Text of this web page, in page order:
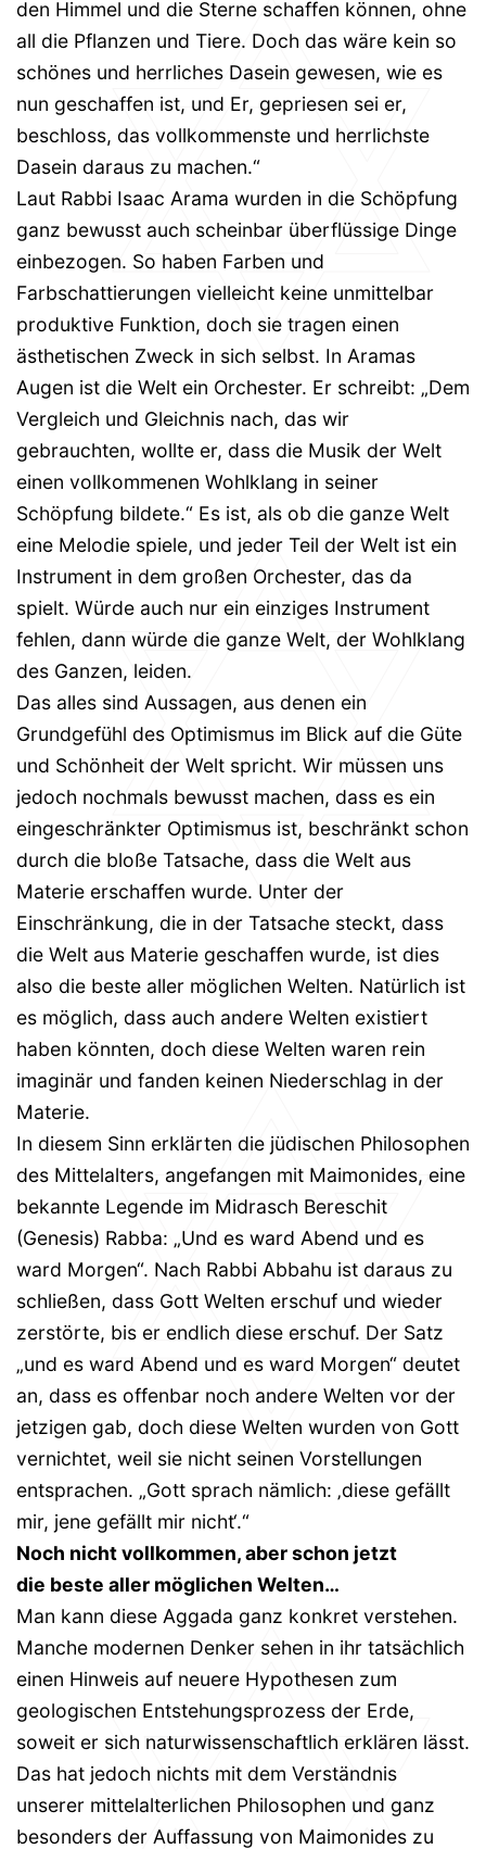
den Himmel und die Sterne schaffen können, ohne
all die Pflanzen und Tiere. Doch das wäre kein so
schönes und herrliches Dasein gewesen, wie es
nun geschaffen ist, und Er, gepriesen sei er,
beschloss, das vollkommenste und herrlichste
Dasein daraus zu machen.“
Laut Rabbi Isaac Arama wurden in die Schöpfung
ganz bewusst auch scheinbar überflüssige Dinge
einbezogen. So haben Farben und
Farbschattierungen vielleicht keine unmittelbar
produktive Funktion, doch sie tragen einen
ästhetischen Zweck in sich selbst. In Aramas
Augen ist die Welt ein Orchester. Er schreibt: „Dem
Vergleich und Gleichnis nach, das wir
gebrauchten, wollte er, dass die Musik der Welt
einen vollkommenen Wohlklang in seiner
Schöpfung bildete.“ Es ist, als ob die ganze Welt
eine Melodie spiele, und jeder Teil der Welt ist ein
Instrument in dem großen Orchester, das da
spielt. Würde auch nur ein einziges Instrument
fehlen, dann würde die ganze Welt, der Wohlklang
des Ganzen, leiden.
Das alles sind Aussagen, aus denen ein
Grundgefühl des Optimismus im Blick auf die Güte
und Schönheit der Welt spricht. Wir müssen uns
jedoch nochmals bewusst machen, dass es ein
eingeschränkter Optimismus ist, beschränkt schon
durch die bloße Tatsache, dass die Welt aus
Materie erschaffen wurde. Unter der
Einschränkung, die in der Tatsache steckt, dass
die Welt aus Materie geschaffen wurde, ist dies
also die beste aller möglichen Welten. Natürlich ist
es möglich, dass auch andere Welten existiert
haben könnten, doch diese Welten waren rein
imaginär und fanden keinen Niederschlag in der
Materie.
In diesem Sinn erklärten die jüdischen Philosophen
des Mittelalters, angefangen mit Maimonides, eine
bekannte Legende im Midrasch Bereschit
(Genesis) Rabba: „Und es ward Abend und es
ward Morgen“. Nach Rabbi Abbahu ist daraus zu
schließen, dass Gott Welten erschuf und wieder
zerstörte, bis er endlich diese erschuf. Der Satz
„und es ward Abend und es ward Morgen“ deutet
an, dass es offenbar noch andere Welten vor der
jetzigen gab, doch diese Welten wurden von Gott
vernichtet, weil sie nicht seinen Vorstellungen
entsprachen. „Gott sprach nämlich: ‚diese gefällt
mir, jene gefällt mir nicht‘.“
Noch nicht vollkommen, aber schon jetzt
die beste aller möglichen Welten…
Man kann diese Aggada ganz konkret verstehen.
Manche modernen Denker sehen in ihr tatsächlich
einen Hinweis auf neuere Hypothesen zum
geologischen Entstehungsprozess der Erde,
soweit er sich naturwissenschaftlich erklären lässt.
Das hat jedoch nichts mit dem Verständnis
unserer mittelalterlichen Philosophen und ganz
besonders der Auffassung von Maimonides zu